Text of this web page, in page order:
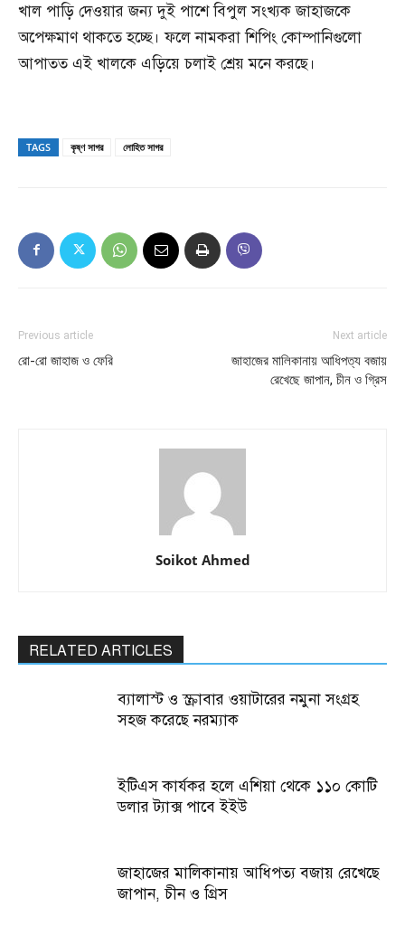
খাল পাড়ি দেওয়ার জন্য দুই পাশে বিপুল সংখ্যক জাহাজকে
অপেক্ষমাণ থাকতে হচ্ছে। ফলে নামকরা শিপিং কোম্পানিগুলো
আপাতত এই খালকে এড়িয়ে চলাই শ্রেয় মনে করছে।
TAGS কৃষ্ণ সাগর লোহিত সাগর
Previous article
রো-রো জাহাজ ও ফেরি
Next article
জাহাজের মালিকানায় আধিপত্য বজায়
রেখেছে জাপান, চীন ও গ্রিস
Soikot Ahmed
RELATED ARTICLES
ব্যালাস্ট ও স্ক্রাবার ওয়াটারের নমুনা সংগ্রহ
সহজ করেছে নরম্যাক
ইটিএস কার্যকর হলে এশিয়া থেকে ১১০ কোটি
ডলার ট্যাক্স পাবে ইইউ
জাহাজের মালিকানায় আধিপত্য বজায় রেখেছে
জাপান, চীন ও গ্রিস